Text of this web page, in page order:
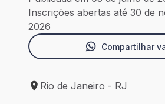
Inscrições abertas até 30 de
2026
Compartilhar
Local de trabalho: Rio de
Rio de Janeiro - RJ